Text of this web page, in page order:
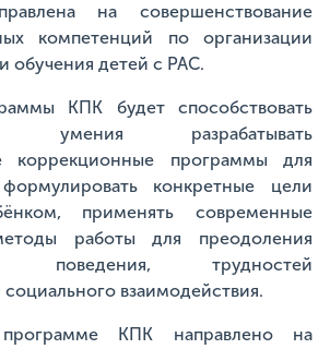
на совершенствование
компетенций по организации
обучения детей с РАС.
КПК будет способствовать
умения разрабатывать
коррекционные программы для
конкретные цели
применять современные
работы для преодоления
поведения, трудностей
взаимодействия.
КПК направлено на